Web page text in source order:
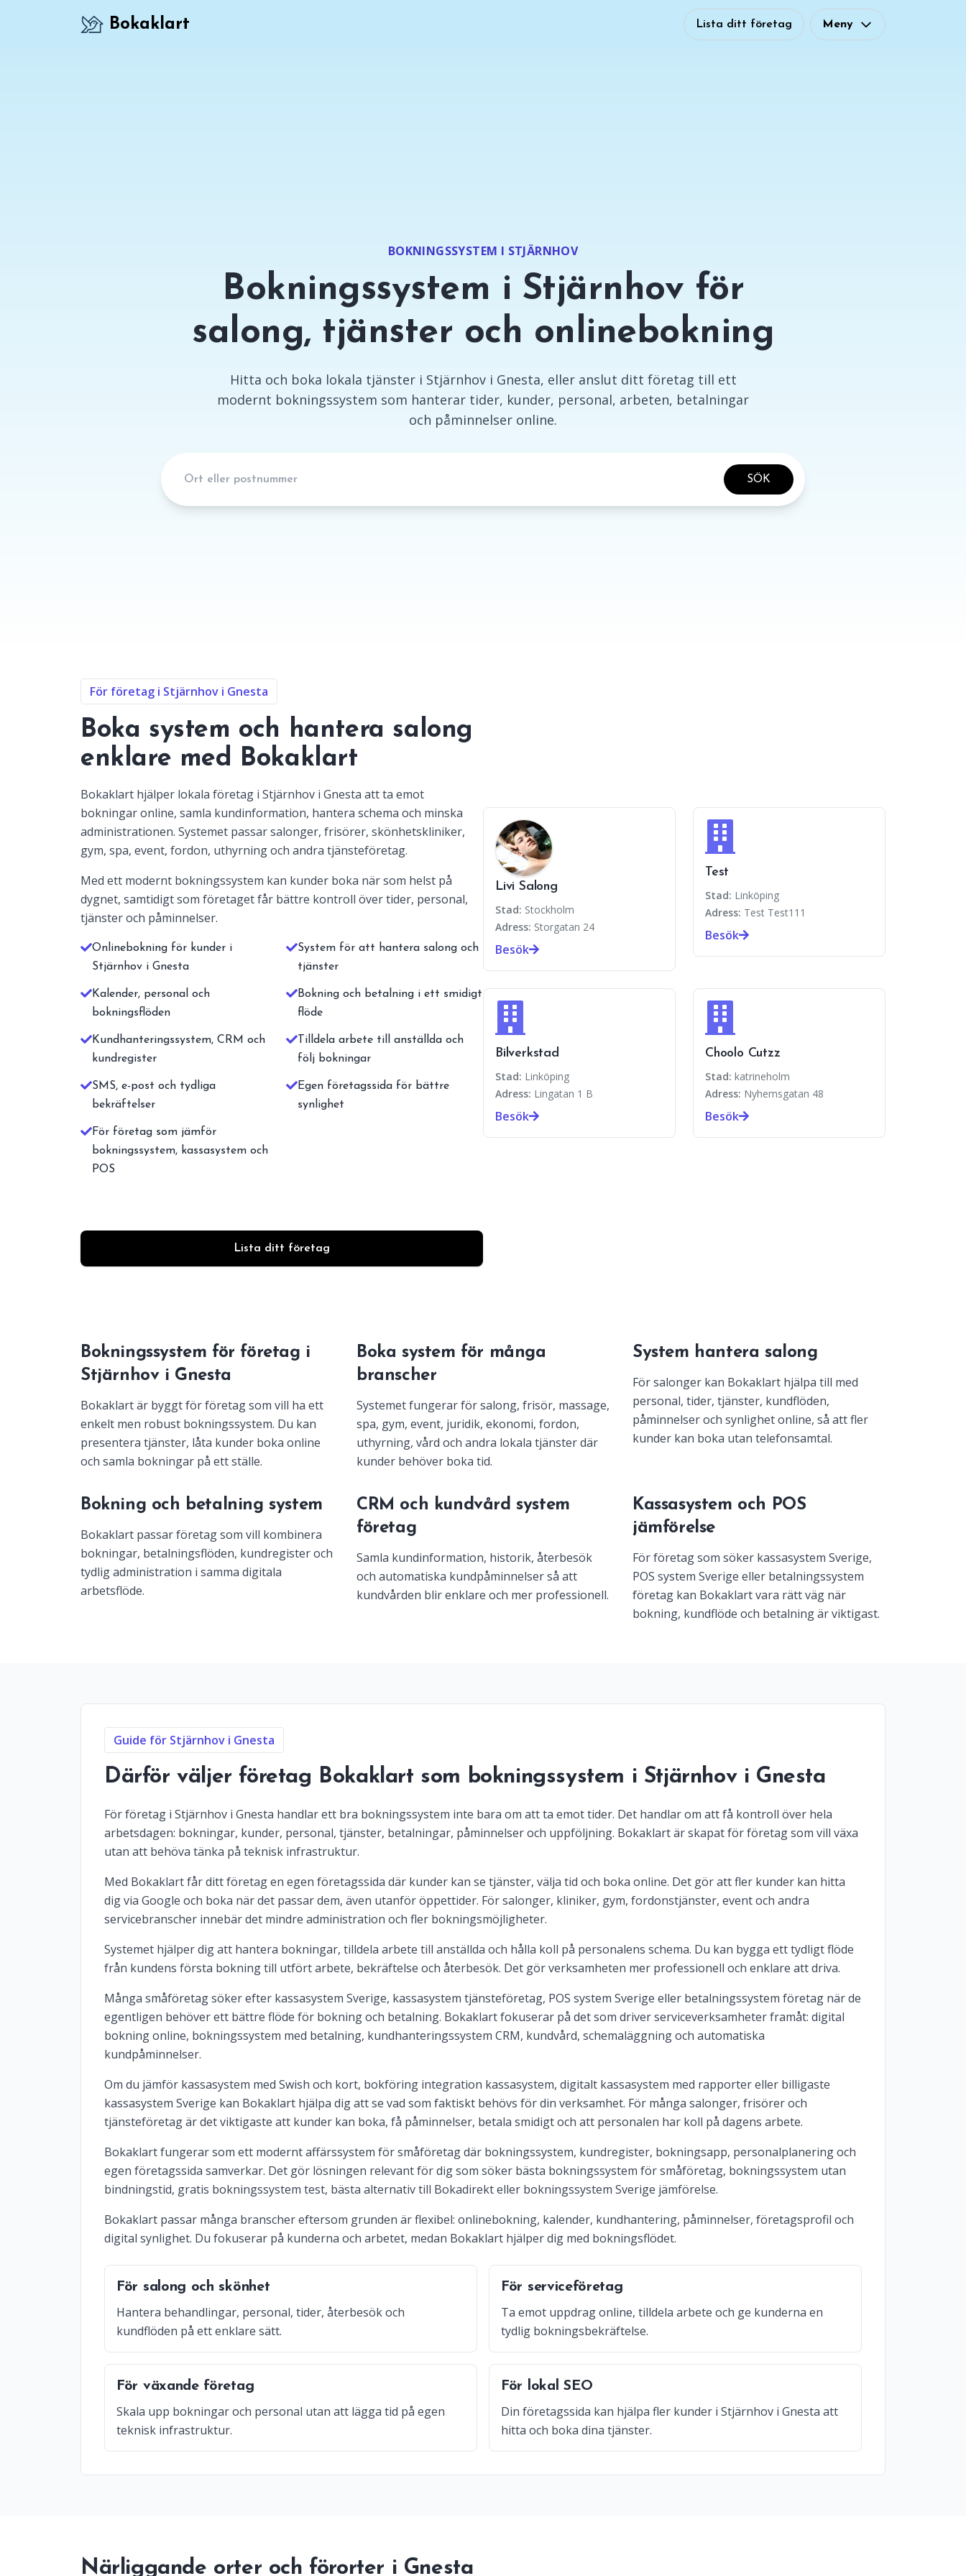
Bokaklart Lista ditt företag Meny
BOKNINGSSYSTEM I STJÄRNHOV
Bokningssystem i Stjärnhov för
salong, tjänster och onlinebokning
Hitta och boka lokala tjänster i Stjärnhov i Gnesta, eller anslut ditt företag till ett
modernt bokningssystem som hanterar tider, kunder, personal, arbeten, betalningar
och påminnelser online.
SÖK
För företag i Stjärnhov i Gnesta
Boka system och hantera salong
enklare med Bokaklart
Bokaklart hjälper lokala företag i Stjärnhov i Gnesta att ta emot
bokningar online, samla kundinformation, hantera schema och minska
administrationen. Systemet passar salonger, frisörer, skönhetskliniker,
gym, spa, event, fordon, uthyrning och andra tjänsteföretag.
Med ett modernt bokningssystem kan kunder boka när som helst på
dygnet, samtidigt som företaget får bättre kontroll över tider, personal,
tjänster och påminnelser.
Onlinebokning för kunder i
Stjärnhov i Gnesta
System för att hantera salong och
tjänster
Kalender, personal och
bokningsflöden
Bokning och betalning i ett smidigt
flöde
Kundhanteringssystem, CRM och
kundregister
Tilldela arbete till anställda och
följ bokningar
SMS, e-post och tydliga
bekräftelser
Egen företagssida för bättre
synlighet
För företag som jämför
bokningssystem, kassasystem och
POS
Lista ditt företag
Livi Salong
Stad: Stockholm
Adress: Storgatan 24
Besök
Test
Stad: Linköping
Adress: Test Test111
Besök
Bilverkstad
Stad: Linköping
Adress: Lingatan 1 B
Besök
Choolo Cutzz
Stad: katrineholm
Adress: Nyhemsgatan 48
Besök
Bokningssystem för företag i
Stjärnhov i Gnesta
Bokaklart är byggt för företag som vill ha ett
enkelt men robust bokningssystem. Du kan
presentera tjänster, låta kunder boka online
och samla bokningar på ett ställe.
Boka system för många
branscher
Systemet fungerar för salong, frisör, massage,
spa, gym, event, juridik, ekonomi, fordon,
uthyrning, vård och andra lokala tjänster där
kunder behöver boka tid.
System hantera salong
För salonger kan Bokaklart hjälpa till med
personal, tider, tjänster, kundflöden,
påminnelser och synlighet online, så att fler
kunder kan boka utan telefonsamtal.
Bokning och betalning system
Bokaklart passar företag som vill kombinera
bokningar, betalningsflöden, kundregister och
tydlig administration i samma digitala
arbetsflöde.
CRM och kundvård system
företag
Samla kundinformation, historik, återbesök
och automatiska kundpåminnelser så att
kundvården blir enklare och mer professionell.
Kassasystem och POS
jämförelse
För företag som söker kassasystem Sverige,
POS system Sverige eller betalningssystem
företag kan Bokaklart vara rätt väg när
bokning, kundflöde och betalning är viktigast.
Guide för Stjärnhov i Gnesta
Därför väljer företag Bokaklart som bokningssystem i Stjärnhov i Gnesta
För företag i Stjärnhov i Gnesta handlar ett bra bokningssystem inte bara om att ta emot tider. Det handlar om att få kontroll över hela
arbetsdagen: bokningar, kunder, personal, tjänster, betalningar, påminnelser och uppföljning. Bokaklart är skapat för företag som vill växa
utan att behöva tänka på teknisk infrastruktur.
Med Bokaklart får ditt företag en egen företagssida där kunder kan se tjänster, välja tid och boka online. Det gör att fler kunder kan hitta
dig via Google och boka när det passar dem, även utanför öppettider. För salonger, kliniker, gym, fordonstjänster, event och andra
servicebranscher innebär det mindre administration och fler bokningsmöjligheter.
Systemet hjälper dig att hantera bokningar, tilldela arbete till anställda och hålla koll på personalens schema. Du kan bygga ett tydligt flöde
från kundens första bokning till utfört arbete, bekräftelse och återbesök. Det gör verksamheten mer professionell och enklare att driva.
Många småföretag söker efter kassasystem Sverige, kassasystem tjänsteföretag, POS system Sverige eller betalningssystem företag när de
egentligen behöver ett bättre flöde för bokning och betalning. Bokaklart fokuserar på det som driver serviceverksamheter framåt: digital
bokning online, bokningssystem med betalning, kundhanteringssystem CRM, kundvård, schemaläggning och automatiska
kundpåminnelser.
Om du jämför kassasystem med Swish och kort, bokföring integration kassasystem, digitalt kassasystem med rapporter eller billigaste
kassasystem Sverige kan Bokaklart hjälpa dig att se vad som faktiskt behövs för din verksamhet. För många salonger, frisörer och
tjänsteföretag är det viktigaste att kunder kan boka, få påminnelser, betala smidigt och att personalen har koll på dagens arbete.
Bokaklart fungerar som ett modernt affärssystem för småföretag där bokningssystem, kundregister, bokningsapp, personalplanering och
egen företagssida samverkar. Det gör lösningen relevant för dig som söker bästa bokningssystem för småföretag, bokningssystem utan
bindningstid, gratis bokningssystem test, bästa alternativ till Bokadirekt eller bokningssystem Sverige jämförelse.
Bokaklart passar många branscher eftersom grunden är flexibel: onlinebokning, kalender, kundhantering, påminnelser, företagsprofil och
digital synlighet. Du fokuserar på kunderna och arbetet, medan Bokaklart hjälper dig med bokningsflödet.
För salong och skönhet
Hantera behandlingar, personal, tider, återbesök och
kundflöden på ett enklare sätt.
För serviceföretag
Ta emot uppdrag online, tilldela arbete och ge kunderna en
tydlig bokningsbekräftelse.
För växande företag
Skala upp bokningar och personal utan att lägga tid på egen
teknisk infrastruktur.
För lokal SEO
Din företagssida kan hjälpa fler kunder i Stjärnhov i Gnesta att
hitta och boka dina tjänster.
Närliggande orter och förorter i Gnesta